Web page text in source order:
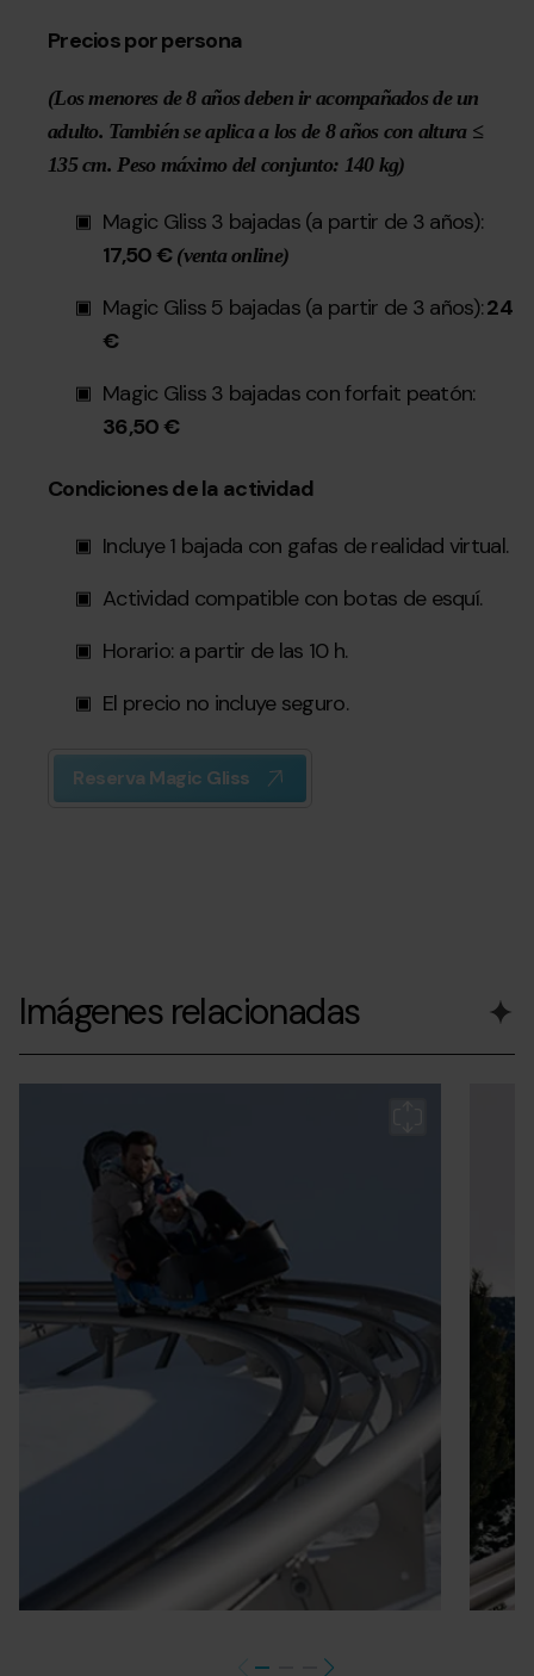
Precios por persona
(Los menores de 8 años deben ir acompañados de un
adulto. También se aplica a los de 8 años con altura ≤
135 cm. Peso máximo del conjunto: 140 kg)
Magic Gliss 3 bajadas (a partir de 3 años):
17,50 € (venta online)
Magic Gliss 5 bajadas (a partir de 3 años):24
€
Magic Gliss 3 bajadas con forfait peatón:
36,50 €
Condiciones de la actividad
Incluye 1 bajada con gafas de realidad virtual.
Actividad compatible con botas de esquí.
Horario: a partir de las 10 h.
El precio no incluye seguro.
Reserva Magic Gliss
Imágenes relacionadas